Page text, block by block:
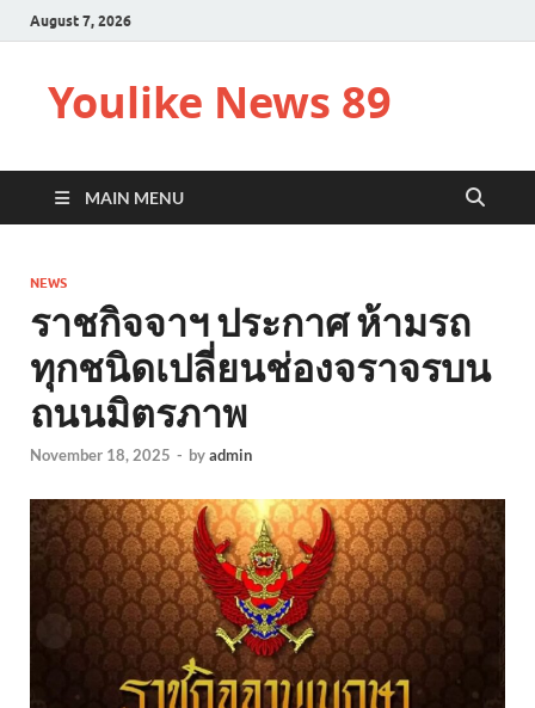
August 7, 2026
Youlike News 89
MAIN MENU
NEWS
ราชกิจจาฯ ประกาศ ห้ามรถ
ทุกชนิดเปลี่ยนช่องจราจรบน
ถนนมิตรภาพ
November 18, 2025 - byadmin